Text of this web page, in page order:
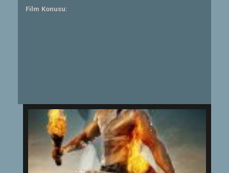
Film Konusu: